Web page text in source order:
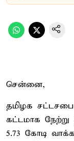
சென்னை,
தமிழக சட்டசபை
கட்டமாக
5.73 கோடி